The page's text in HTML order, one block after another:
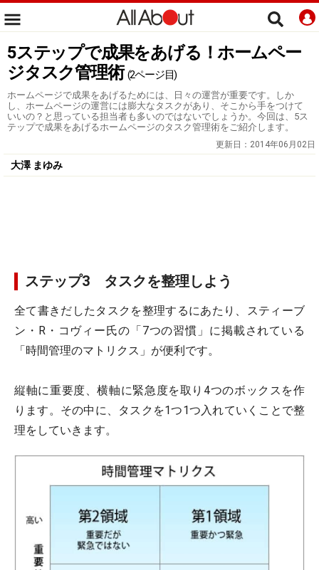
5ステップで成果をあげる！ホームペー
ジタスク管理術 (2ページ目)
ホームページで成果をあげるためには、日々の運営が重要です。しか
し、ホームページの運営には膨大なタスクがあり、そこから手をつけて
いいの？と思っている担当者も多いのではないでしょうか。今回は、5ス
テップで成果をあげるホームページのタスク管理術をご紹介します。
更新日： 2014年06月02日
大澤 まゆみ
ステップ3 タスクを整理しよう
全て書きだしたタスクを整理するにあたり、スティーブ
ン・R・コヴィー氏の「7つの習慣」に掲載されている
「時間管理のマトリクス」が便利です。
縦軸に重要度、横軸に緊急度を取り4つのボックスを作
ります。その中に、タスクを1つ1つ入れていくことで整
理をしていきます。